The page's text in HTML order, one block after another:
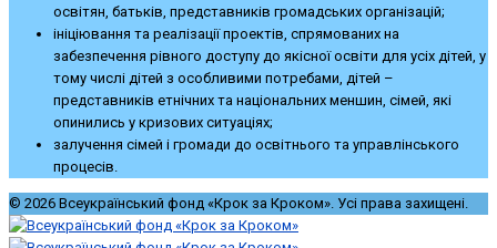
освітян, батьків, представників громадських організацій;
ініціювання та реалізації проектів, спрямованих на
забезпечення рівного доступу до якісної освіти для усіх дітей, у
тому числі дітей з особливими потребами, дітей –
представників етнічних та національних меншин, сімей, які
опинились у кризових ситуаціях;
залучення сімей і громади до освітнього та управлінського
процесів.
© 2026 Всеукраїнський фонд «Крок за Кроком». Усі права захищені.